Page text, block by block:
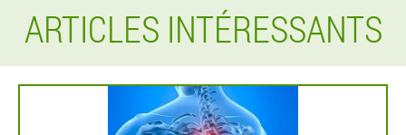
ARTICLES INTÉRESSANTS